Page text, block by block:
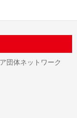
団体ネットワーク